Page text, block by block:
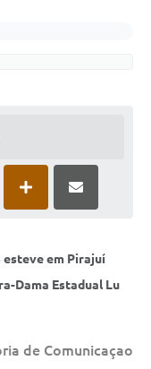
GODOY
esteve em Pirajuí
Dama Estadual Lu
de Comunicaçao